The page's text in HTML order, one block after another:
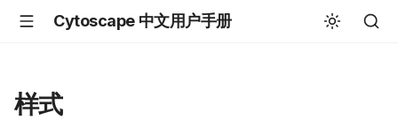
Cytoscape 中文用户手册
样式